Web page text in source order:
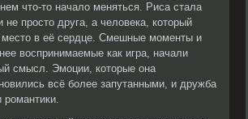
что-то начало меняться. Риса стала
не просто друга, а человека, который
место в её сердце. Смешные моменты и
воспринимаемые как игра, начали
смысл. Эмоции, которые она
всё более запутанными, и дружба
романтики.